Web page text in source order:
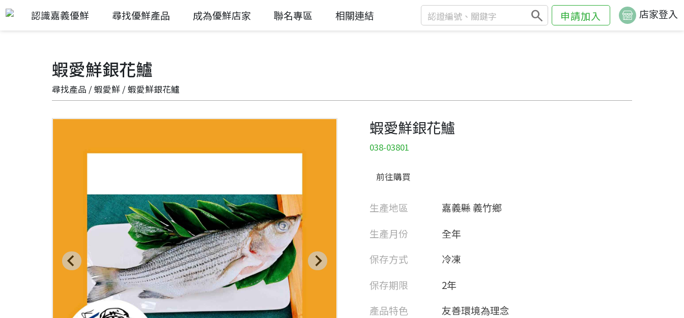
認識嘉義優鮮 尋找優鮮產品 成為優鮮店家 聯名專區 相關連結 search 申請加入 店家登入
蝦愛鮮銀花鱸
尋找產品 /蝦愛鮮 / 蝦愛鮮銀花鱸
蝦愛鮮銀花鱸
038-03801
前往購買
生產地區
嘉義縣 義竹鄉
生產月份
全年
保存方式
冷凍
保存期限
2年
產品特色
友善環境為理念